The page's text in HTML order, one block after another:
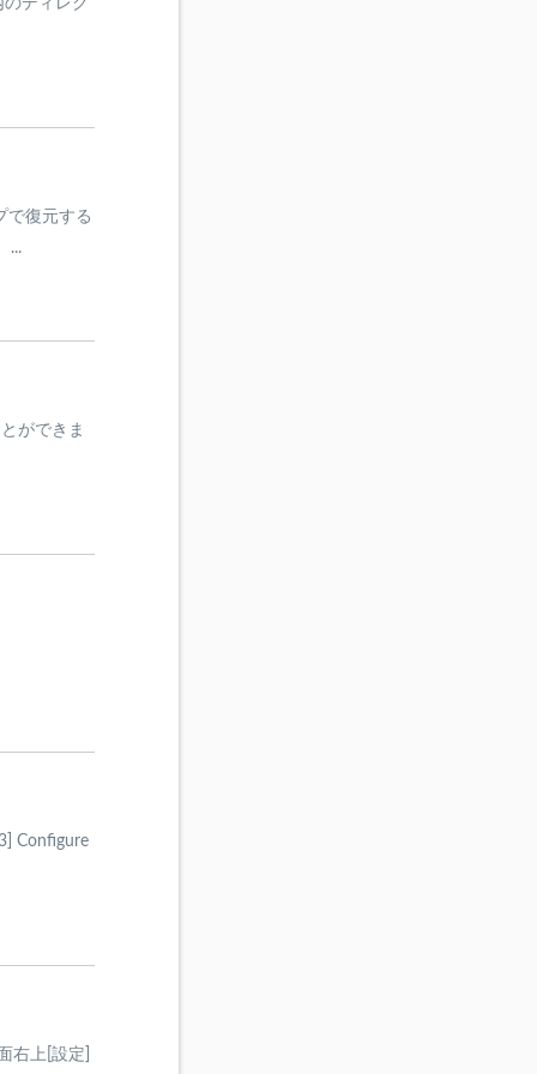
ディレク
で復元する
...
ができま
Configure
右上[設定]